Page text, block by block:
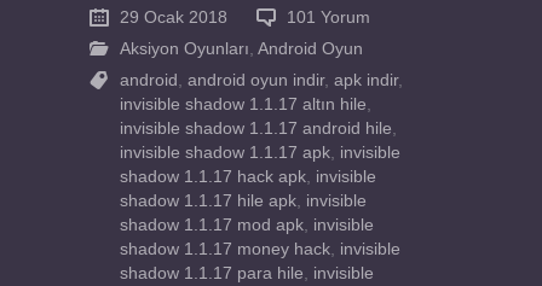
29 Ocak 2018
101 Yorum
Aksiyon Oyunları Android Oyun
android android oyun indir, apk indir,
invisible shadow 1.1.17 altın hile
invisible shadow 1.1.17 android hile
invisible shadow 1.1.17 apk invisible
shadow 1.1.17 hack apk invisible
shadow 1.1.17 hile apk invisible
shadow 1.1.17 mod apk invisible
shadow 1.1.17 money hack invisible
shadow 1.1.17 para hile
invisible